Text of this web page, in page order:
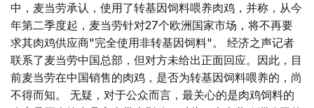
中，麦当劳承认，使用了转基因饲料喂养肉鸡，并称，从今
年第二季度起，麦当劳针对27个欧洲国家市场，将不再要
求其肉鸡供应商"完全使用非转基因饲料"。 经济之声记者
联系了麦当劳中国总部，但对方未给出正面回应。因此，目
前麦当劳在中国销售的肉鸡，是否为转基因饲料喂养的，尚
不得而知。 无疑，对于公众而言，最关心的是肉鸡饲料的